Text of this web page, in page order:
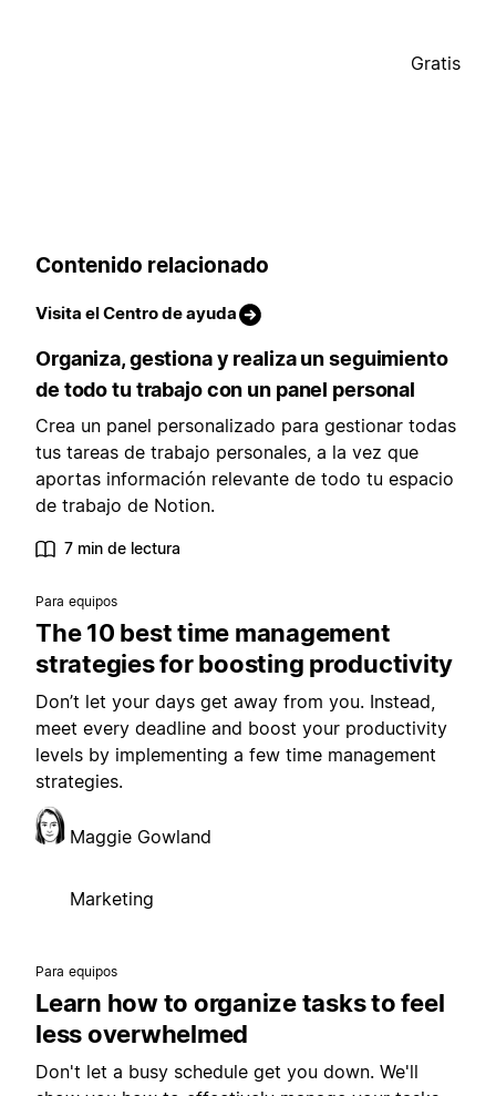
Gratis
Contenido relacionado
Visita el Centro de ayuda
Organiza, gestiona y realiza un seguimiento
de todo tu trabajo con un panel personal
Crea un panel personalizado para gestionar todas
tus tareas de trabajo personales, a la vez que
aportas información relevante de todo tu espacio
de trabajo de Notion.
7 min de lectura
Para equipos
The 10 best time management
strategies for boosting productivity
Don’t let your days get away from you. Instead,
meet every deadline and boost your productivity
levels by implementing a few time management
strategies.
Maggie Gowland
Marketing
Para equipos
Learn how to organize tasks to feel
less overwhelmed
Don't let a busy schedule get you down. We'll